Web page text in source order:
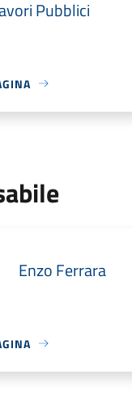
Pubblici
Enzo Ferrara